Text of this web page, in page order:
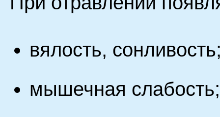
вялость,
мышечная слабость;